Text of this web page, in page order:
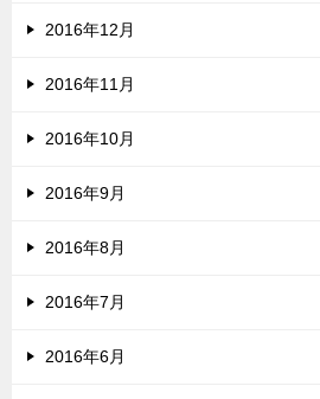
2016年12月
2016年11月
2016年10月
2016年9月
2016年8月
2016年7月
2016年6月